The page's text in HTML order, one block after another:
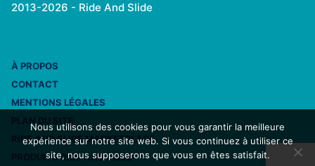
2013-2026 - Ride And Slide
À PROPOS
CONTACT
MENTIONS LÉGALES
PLAN DU SITE
RIDE AND SLIDE MARKETPLACE
PRODUITS RIDE AND SLIDE
Nous utilisons des cookies pour vous garantir la meilleure
expérience sur notre site web. Si vous continuez à utiliser ce
site, nous supposerons que vous en êtes satisfait.